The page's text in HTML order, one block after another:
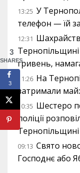
13:25 У
телефон — їй
12:31
гривень,
11:26 На
затримали
10:35 Шестеро
поліції
Тернопільщині
09:13 Свято
Господнє або
3
SHARES
3